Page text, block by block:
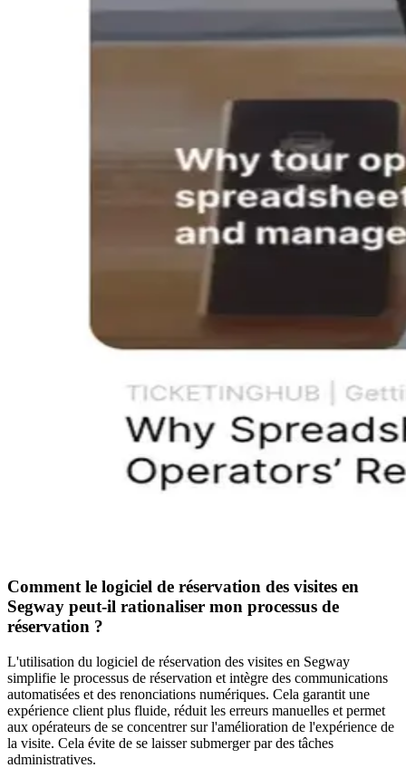
Comment le logiciel de réservation des visites en
Segway peut-il rationaliser mon processus de
réservation ?
L'utilisation du logiciel de réservation des visites en Segway
simplifie le processus de réservation et intègre des communications
automatisées et des renonciations numériques. Cela garantit une
expérience client plus fluide, réduit les erreurs manuelles et permet
aux opérateurs de se concentrer sur l'amélioration de l'expérience de
la visite. Cela évite de se laisser submerger par des tâches
administratives.